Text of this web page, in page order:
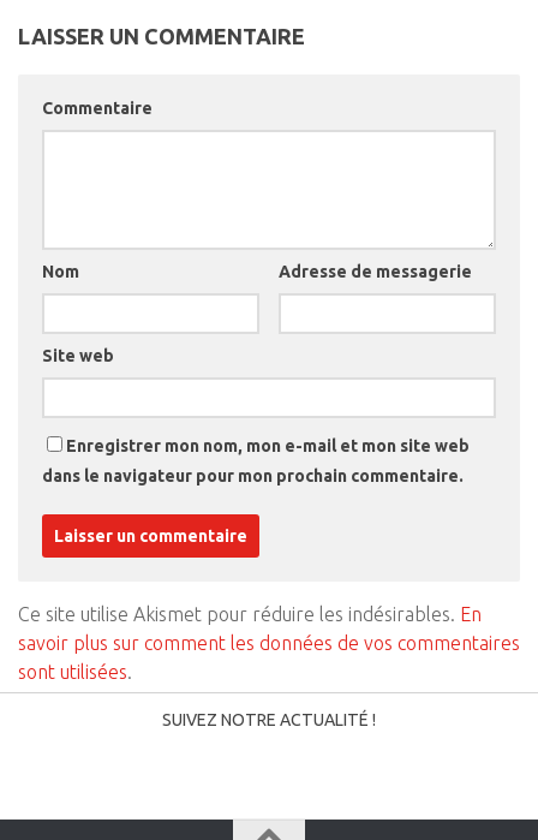
LAISSER UN COMMENTAIRE
Commentaire
Nom Adresse de messagerie
Site web
Enregistrer mon nom, mon e-mail et mon site web
dans le navigateur pour mon prochain commentaire.
Ce site utilise Akismet pour réduire les indésirables. En
savoir plus sur comment les données de vos commentaires
sont utilisées.
SUIVEZ NOTRE ACTUALITÉ !